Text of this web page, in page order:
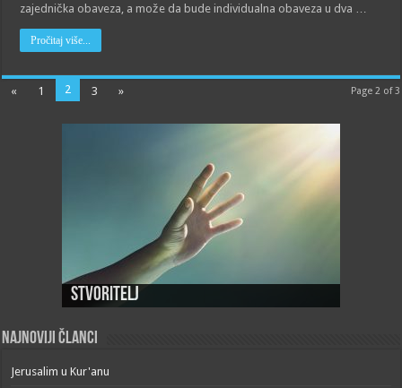
zajednička obaveza, a može da bude individualna obaveza u dva …
Pročitaj više...
Page 2 of 3
« 1 2 3 »
Stvoritelj
Najnoviji članci
Jerusalim u Kur'anu